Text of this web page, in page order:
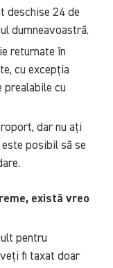
deschise 24 de
dumneavoastră.
returnate în
cu excepția
prealabile cu
dar nu ați
posibil să se
există vreo
pentru
fi taxat doar